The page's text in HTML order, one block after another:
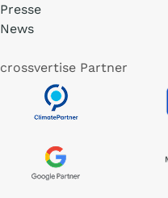
Presse
News
crossvertise Partner